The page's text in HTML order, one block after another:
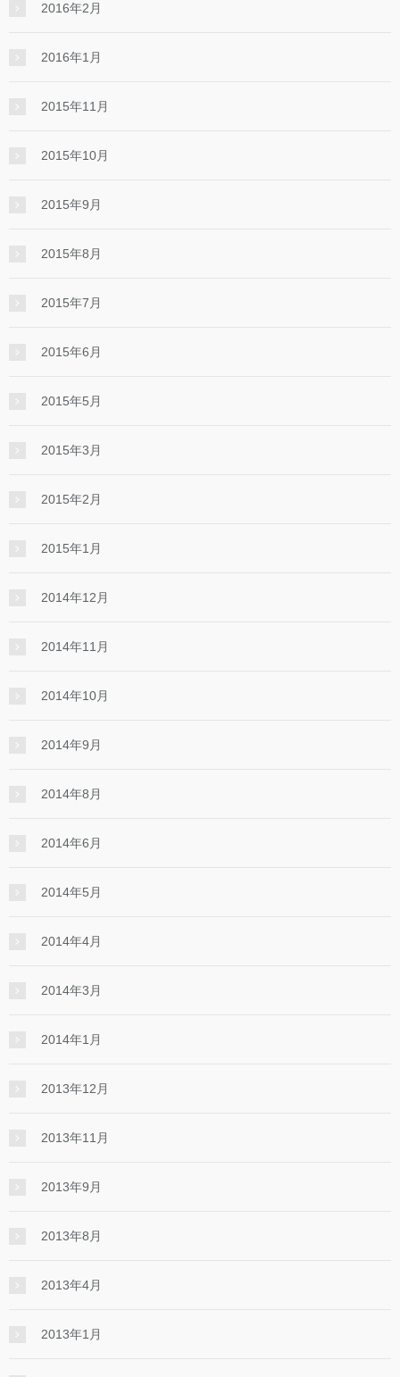
2016年2月
2016年1月
2015年11月
2015年10月
2015年9月
2015年8月
2015年7月
2015年6月
2015年5月
2015年3月
2015年2月
2015年1月
2014年12月
2014年11月
2014年10月
2014年9月
2014年8月
2014年6月
2014年5月
2014年4月
2014年3月
2014年1月
2013年12月
2013年11月
2013年9月
2013年8月
2013年4月
2013年1月